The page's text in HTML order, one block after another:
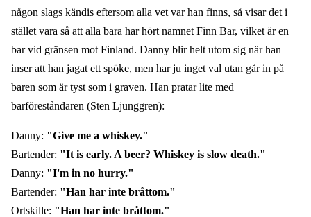
någon slags kändis eftersom alla vet var han finns, så visar det i
stället vara så att alla bara har hört namnet Finn Bar, vilket är en
bar vid gränsen mot Finland. Danny blir helt utom sig när han
inser att han jagat ett spöke, men har ju inget val utan går in på
baren som är tyst som i graven. Han pratar lite med
barföreståndaren (Sten Ljunggren):
Danny: "Give me a whiskey."
Bartender: "It is early. A beer? Whiskey is slow death."
Danny: "I'm in no hurry."
Bartender: "Han har inte bråttom."
Ortskille: "Han har inte bråttom."